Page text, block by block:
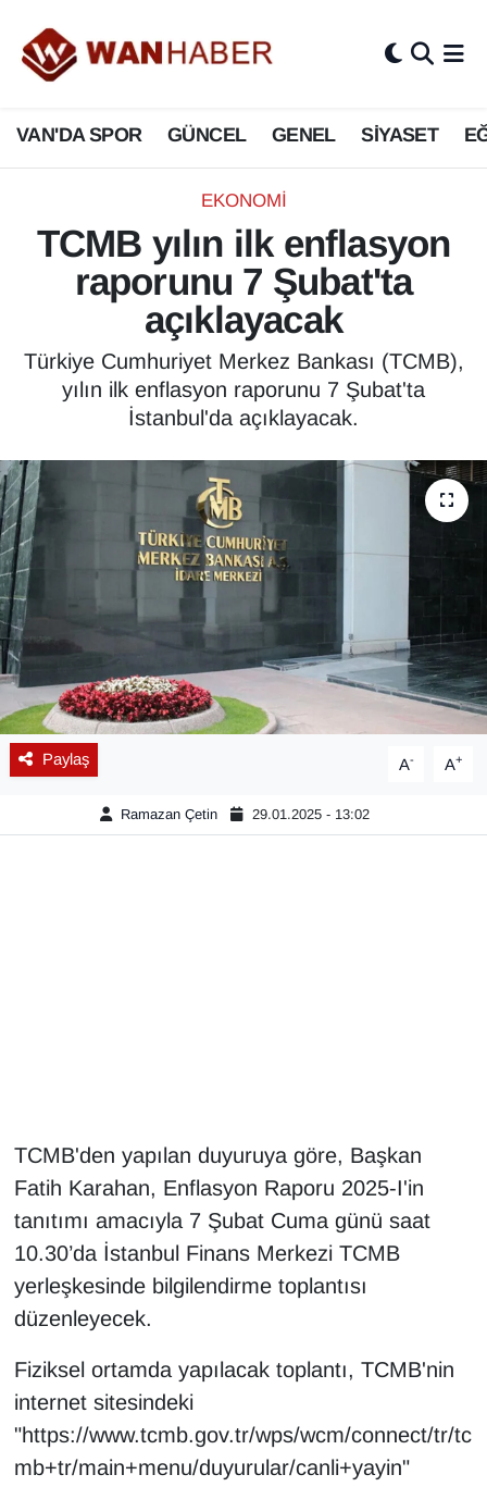
VAN'DA SPOR GÜNCEL GENEL SİYASET
EKONOMİ
TCMB yılın ilk enflasyon
raporunu 7 Şubat'ta
açıklayacak
Türkiye Cumhuriyet Merkez Bankası (TCMB),
yılın ilk enflasyon raporunu 7 Şubat'ta
İstanbul'da açıklayacak.
Paylaş A- A+
Ramazan Çetin 29.01.2025 - 13:02
TCMB'den yapılan duyuruya göre, Başkan
Fatih Karahan, Enflasyon Raporu 2025-I'in
tanıtımı amacıyla 7 Şubat Cuma günü saat
10.30’da İstanbul Finans Merkezi TCMB
yerleşkesinde bilgilendirme toplantısı
düzenleyecek.
Fiziksel ortamda yapılacak toplantı, TCMB'nin
internet sitesindeki
"https://www.tcmb.gov.tr/wps/wcm/connect/tr/tc
mb+tr/main+menu/duyurular/canli+yayin"
3.SAYFA
ASAYİŞ
BİLİM VE TEKNOLOJİ
Biyografi
Bölge Haberleri
ÇEVRE
Deprem
Dernekler, Odalar
DÜNYA
EĞİTİM
EKONOMİ
Eleman
Emlak
İngilizce
Kadın
Kamu Alımları
Kim Kimdir?
Kültür & Sanat
KURDÎ
Van Nöbetçi Eczaneler
Van Hava Durumu
Van Namaz Vakitleri
Van Trafik Yoğunluk Haritası
Süper Lig Puan Durumu ve Fikstür
Tüm Manşetler
Son Dakika Haberleri